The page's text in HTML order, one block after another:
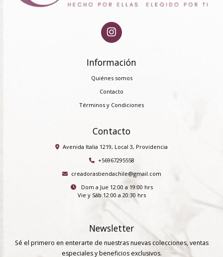
Información
Quiénes somos
Contacto
Términos y Condiciones
Contacto
Avenida Italia 1219, Local 3, Providencia
+56967295558
creadorastiendachile@gmail.com
Dom a Jue 12:00 a 19:00 hrs
Vie y Sáb 12:00 a 20:30 hrs
Newsletter
Sé el primero en enterarte de nuestras nuevas colecciones, ventas
especiales y beneficios exclusivos.